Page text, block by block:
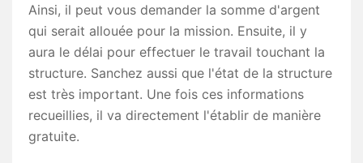
Ainsi, il peut vous demander la somme d'argent
qui serait allouée pour la mission. Ensuite, il y
aura le délai pour effectuer le travail touchant la
structure. Sanchez aussi que l'état de la structure
est très important. Une fois ces informations
recueillies, il va directement l'établir de manière
gratuite.